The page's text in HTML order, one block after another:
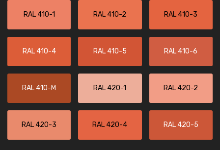
RAL 410-1 RAL 410-2 RAL 410-3
RAL 410-4 RAL 410-5 RAL 410-6
RAL 410-M RAL 420-1 RAL 420-2
RAL 420-3 RAL 420-4 RAL 420-5